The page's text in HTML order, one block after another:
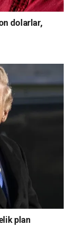
dolarlar,
plan